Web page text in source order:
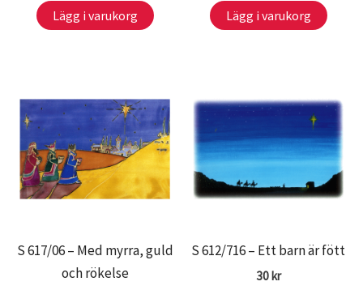
Lägg i varukorg Lägg i varukorg
S 617/06 – Med myrra, guld
och rökelse
S 612/716 – Ett barn är fött
30 kr